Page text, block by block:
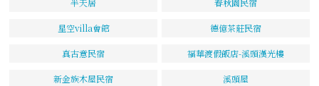
半天居 春秋園民宿
星空villa會館 德億茶莊民宿
真古意民宿 福華渡假飯店-溪頭漢光樓
新金族木屋民宿 溪頭屋